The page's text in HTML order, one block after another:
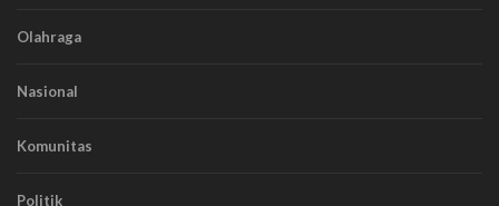
Olahraga
Nasional
Komunitas
Politik